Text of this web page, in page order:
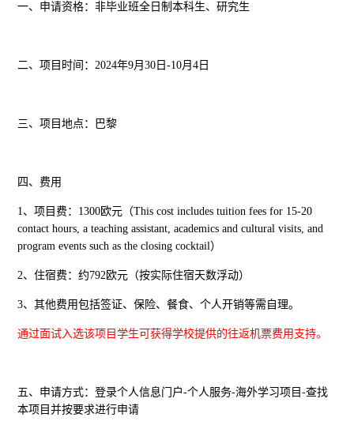
一、申请资格：非毕业班全日制本科生、研究生
二、项目时间：2024年9月30日-10月4日
三、项目地点：巴黎
四、费用
1、项目费：1300欧元（This cost includes tuition fees for 15-20
contact hours, a teaching assistant, academics and cultural visits, and
program events such as the closing cocktail）
2、住宿费：约792欧元（按实际住宿天数浮动）
3、其他费用包括签证、保险、餐食、个人开销等需自理。
通过面试入选该项目学生可获得学校提供的往返机票费用支持。
五、申请方式：登录个人信息门户-个人服务-海外学习项目-查找
本项目并按要求进行申请